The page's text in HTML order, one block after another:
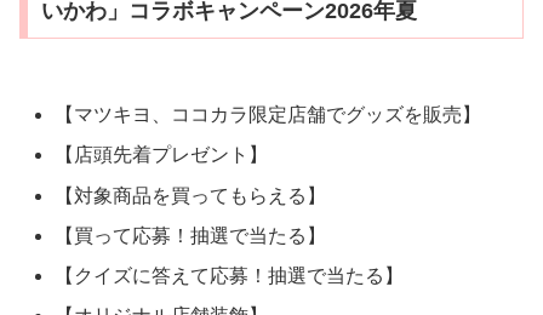
いかわ」コラボキャンペーン2026年夏
【マツキヨ、ココカラ限定店舗でグッズを販売】
【店頭先着プレゼント】
【対象商品を買ってもらえる】
【買って応募！抽選で当たる】
【クイズに答えて応募！抽選で当たる】